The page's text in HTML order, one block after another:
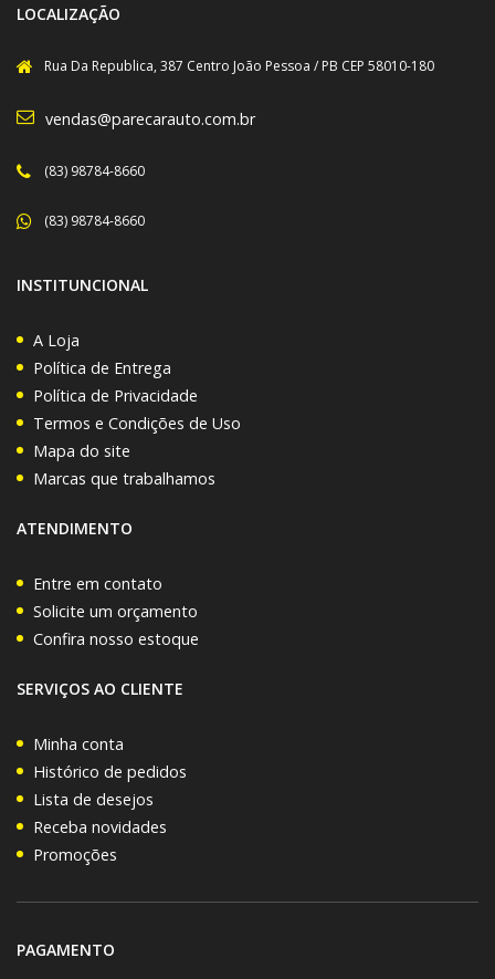
LOCALIZAÇÃO
Rua Da Republica, 387 Centro João Pessoa / PB CEP 58010-180
vendas@parecarauto.com.br
(83) 98784-8660
(83) 98784-8660
INSTITUNCIONAL
A Loja
Política de Entrega
Política de Privacidade
Termos e Condições de Uso
Mapa do site
Marcas que trabalhamos
ATENDIMENTO
Entre em contato
Solicite um orçamento
Confira nosso estoque
SERVIÇOS AO CLIENTE
Minha conta
Histórico de pedidos
Lista de desejos
Receba novidades
Promoções
PAGAMENTO